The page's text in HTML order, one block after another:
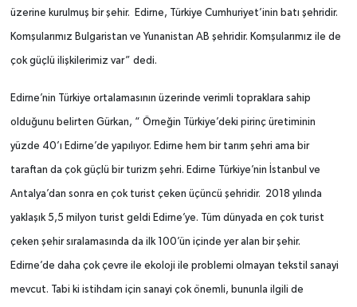
üzerine kurulmuş bir şehir. Edirne, Türkiye Cumhuriyet’inin batı şehridir.
Komşularımız Bulgaristan ve Yunanistan AB şehridir. Komşularımız ile de
çok güçlü ilişkilerimiz var” dedi.
Edirne’nin Türkiye ortalamasının üzerinde verimli topraklara sahip
olduğunu belirten Gürkan, “ Örneğin Türkiye’deki pirinç üretiminin
yüzde 40’ı Edirne’de yapılıyor. Edirne hem bir tarım şehri ama bir
taraftan da çok güçlü bir turizm şehri. Edirne Türkiye’nin İstanbul ve
Antalya’dan sonra en çok turist çeken üçüncü şehridir. 2018 yılında
yaklaşık 5,5 milyon turist geldi Edirne’ye. Tüm dünyada en çok turist
çeken şehir sıralamasında da ilk 100’ün içinde yer alan bir şehir.
Edirne’de daha çok çevre ile ekoloji ile problemi olmayan tekstil sanayi
mevcut. Tabi ki istihdam için sanayi çok önemli, bununla ilgili de